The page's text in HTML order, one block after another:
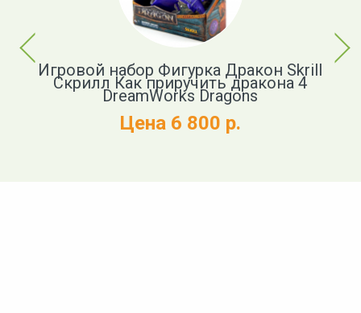
Previous
Игровой набор Фигурка Дракон Skrill
Скрилл Как приручить дракона 4
DreamWorks Dragons
Цена 6 800 р.
Next